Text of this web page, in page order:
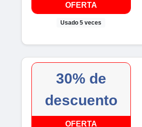
OFERTA
Usado 5 veces
30% de
descuento
OFERTA